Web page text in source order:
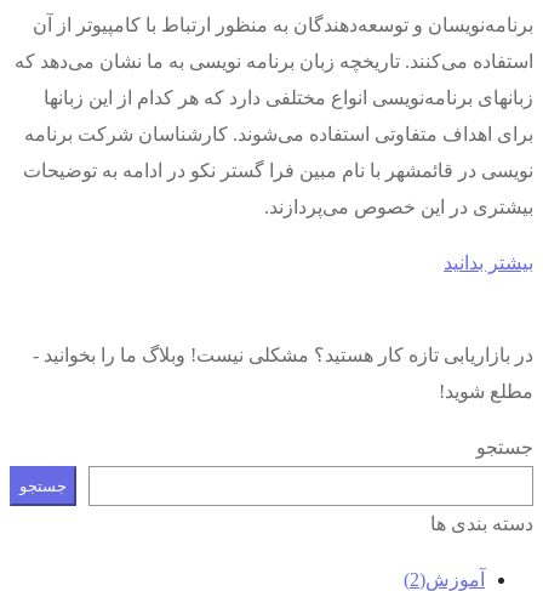
برنامه‌نویسان و توسعه‌دهندگان به منظور ارتباط با کامپیوتر از آن
استفاده می‌کنند. تاریخچه زبان برنامه نویسی به ما نشان می‌دهد که
زبان‎های برنامه‌نویسی انواع مختلفی دارد که هر کدام از این زبان‎ها
برای اهداف متفاوتی استفاده می‌شوند. کارشناسان شرکت برنامه
نویسی در قائمشهر با نام مبین فرا گستر نکو در ادامه به توضیحات
بیشتری در این خصوص می‌پردازند.
بیشتر بدانید
در بازاریابی تازه کار هستید؟ مشکلی نیست! وبلاگ ما را بخوانید -
مطلع شوید!
جستجو
جستجو
دسته بندی ها
آموزش(2)